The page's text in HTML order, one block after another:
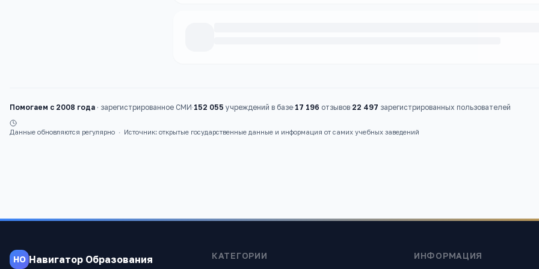
Помогаем с 2008 года · зарегистрированное СМИ·152 055 учреждений в базе·17 196 отзывов·22 497 зарегистрированных пользователей
Данные обновляются регулярно · Источник: открытые государственные данные и информация от самих учебных заведений
НО Навигатор Образования КАТЕГОРИИ ИНФОРМАЦИЯ